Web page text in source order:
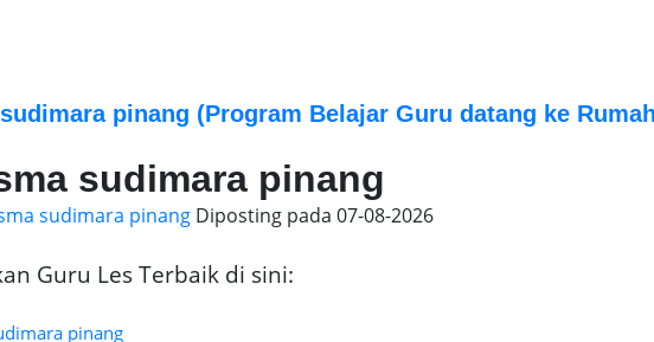
pinang (Program Belajar Guru datang ke
sudimara pinang
sudimara pinang Diposting pada 07-08-2026
Guru Les Terbaik di sini:
pinang